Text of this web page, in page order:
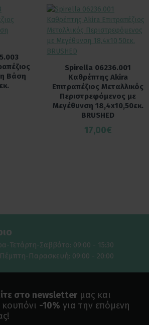
Βάση
Spirella 06236.001
Καθρέπτης Akira
Επιτραπέζιος Μεταλλικός
Περιστρεφόμενος με
Μεγέθυνση 18,4x10,50εκ.
BRUSHED
17,00€
Τετάρτη-Σαββάτο: 09:00 - 15:30
Παρασκευή: 09:00 - 20:00
στο newsletterμας και
κουπόνι -10% για την επόμενη